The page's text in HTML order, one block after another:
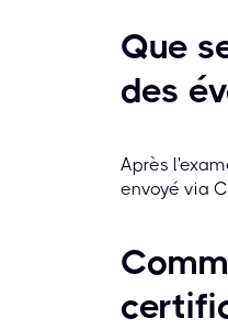
Que
des
Après
envoyé via